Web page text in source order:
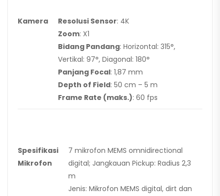
Kamera Resolusi Sensor: 4K
Zoom: X1
Bidang Pandang: Horizontal: 315°,
Vertikal: 97°, Diagonal: 180°
Panjang Focal: 1,87 mm
Depth of Field: 50 cm – 5 m
Frame Rate (maks.): 60 fps
Spesifikasi
Mikrofon
7 mikrofon MEMS omnidirectional
digital; Jangkauan Pickup: Radius 2,3
m
Jenis: Mikrofon MEMS digital, dirt dan